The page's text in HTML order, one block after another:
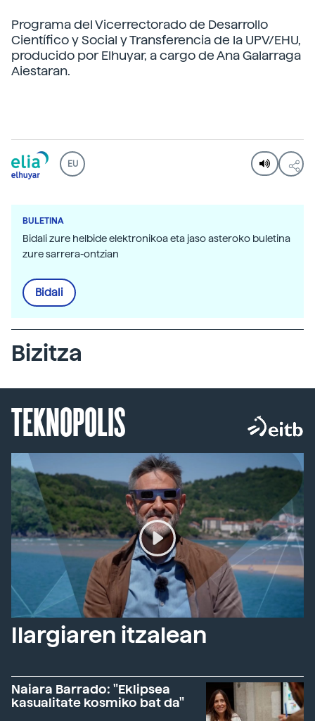
Programa del Vicerrectorado de Desarrollo
Científico y Social y Transferencia de la UPV/EHU,
producido por Elhuyar, a cargo de Ana Galarraga
Aiestaran.
EU
BULETINA
Bidali zure helbide elektronikoa eta jaso asteroko buletina
zure sarrera-ontzian
Bidali
Bizitza
TEKNOPOLIS
Ilargiaren itzalean
Naiara Barrado: "Eklipsea
kasualitate kosmiko bat da"